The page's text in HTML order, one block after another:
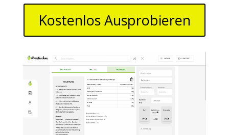
Kostenlos Ausprobieren